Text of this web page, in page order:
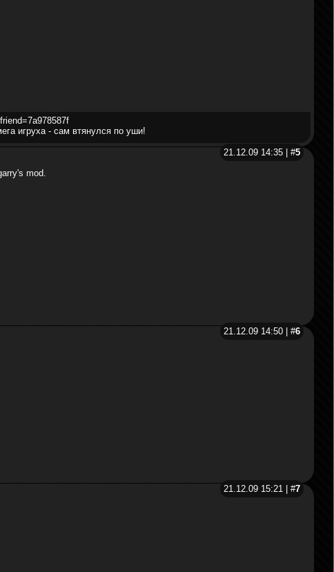
игруха - сам втянулся по уши!
21.12.09 14:35 | #5
mod.
21.12.09 14:50 | #6
21.12.09 15:21 | #7